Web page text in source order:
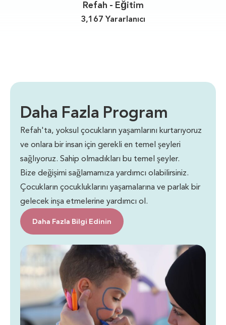
Refah - Eğitim
3,167 Yararlanıcı
Daha Fazla Program
Refah'ta, yoksul çocukların yaşamlarını kurtarıyoruz
ve onlara bir insan için gerekli en temel şeyleri
sağlıyoruz. Sahip olmadıkları bu temel şeyler.
Bize değişimi sağlamamıza yardımcı olabilirsiniz.
Çocukların çocukluklarını yaşamalarına ve parlak bir
gelecek inşa etmelerine yardımcı ol.
Daha Fazla Bilgi Edinin